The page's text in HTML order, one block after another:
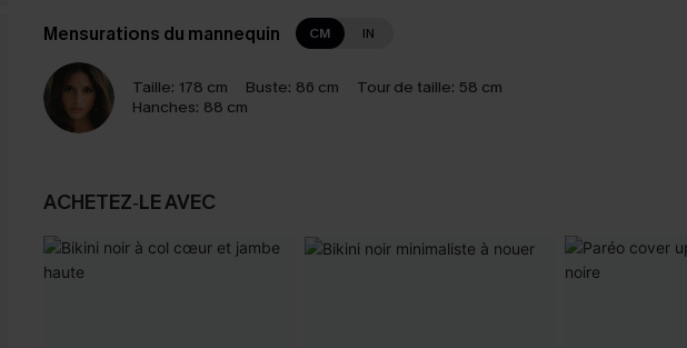
Mensurations du mannequin CM IN
Taille: 178 cm Buste: 86 cm Tour de taille: 58 cm
Hanches: 88 cm
ACHETEZ‑LE AVEC